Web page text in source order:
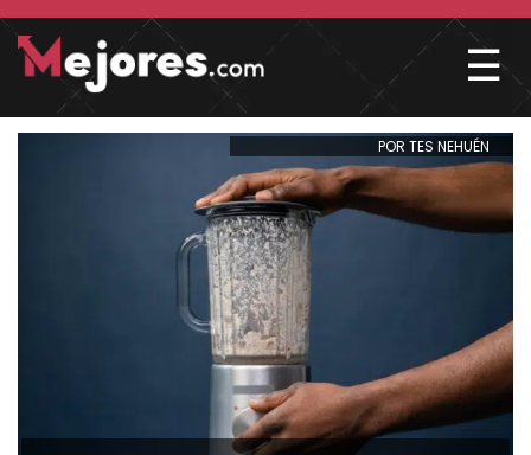
☰
POR TES NEHUÉN